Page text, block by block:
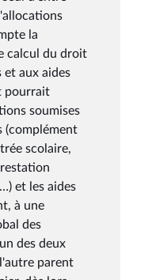
la
calcul du droit
et aux aides
pourrait
soumises
(complément
scolaire,
et les aides
à une
des
des deux
parent